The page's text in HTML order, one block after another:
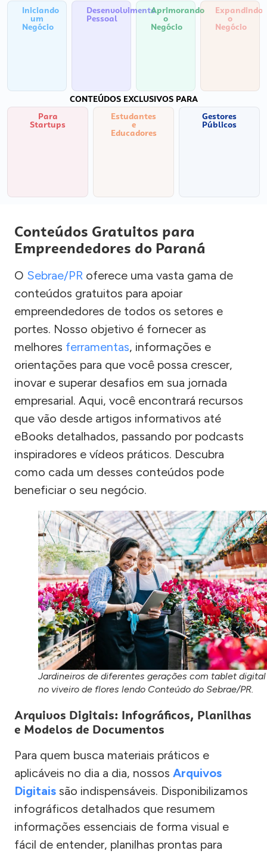
Iniciando
um
Negócio
Desenvolvimento
Pessoal
Aprimorando
o
Negócio
Expandindo
o
Negócio
CONTEÚDOS EXCLUSIVOS PARA
Para
Startups
Estudantes
e
Educadores
Gestores
Públicos
Conteúdos Gratuitos para
Empreendedores do Paraná
O Sebrae/PR oferece uma vasta gama de
conteúdos gratuitos para apoiar
empreendedores de todos os setores e
portes. Nosso objetivo é fornecer as
melhores ferramentas, informações e
orientações para que você possa crescer,
inovar e superar desafios em sua jornada
empresarial. Aqui, você encontrará recursos
que vão desde artigos informativos até
eBooks detalhados, passando por podcasts
inspiradores e vídeos práticos. Descubra
como cada um desses conteúdos pode
beneficiar o seu negócio.
Jardineiros de diferentes gerações com tablet digital
no viveiro de flores lendo Conteúdo do Sebrae/PR.
Arquivos Digitais: Infográficos, Planilhas
e Modelos de Documentos
Para quem busca materiais práticos e
aplicáveis no dia a dia, nossos Arquivos
Digitais são indispensáveis. Disponibilizamos
infográficos detalhados que resumem
informações essenciais de forma visual e
fácil de entender, planilhas prontas para